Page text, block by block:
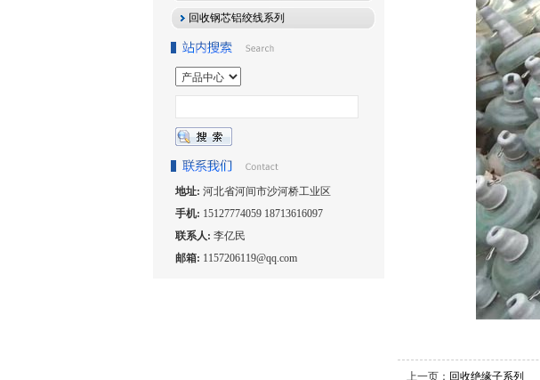
回收钢芯铝绞线系列
地址: 河北省河间市沙河桥工业区
手机: 15127774059 18713616097
联系人: 李亿民
邮箱: 1157206119@qq.com
上一页： 回收绝缘子系列